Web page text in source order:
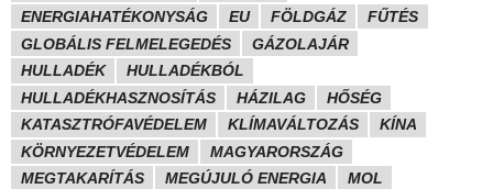
ENERGIAHATÉKONYSÁG
EU FÖLDGÁZ
FŰTÉS
GLOBÁLIS FELMELEGEDÉS
GÁZOLAJÁR
HULLADÉK
HULLADÉKBÓL
HULLADÉKHASZNOSÍTÁS
HÁZILAG
HŐSÉG
KATASZTRÓFAVÉDELEM
KLÍMAVÁLTOZÁS
KÍNA
KÖRNYEZETVÉDELEM
MAGYARORSZÁG
MEGTAKARÍTÁS
MEGÚJULÓ ENERGIA
MOL